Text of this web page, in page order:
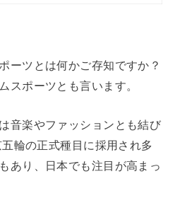
ーツとは何かご存知ですか？
スポーツとも言います。
音楽やファッションとも結び
輪の正式種目に採用され多
あり、日本でも注目が高まっ